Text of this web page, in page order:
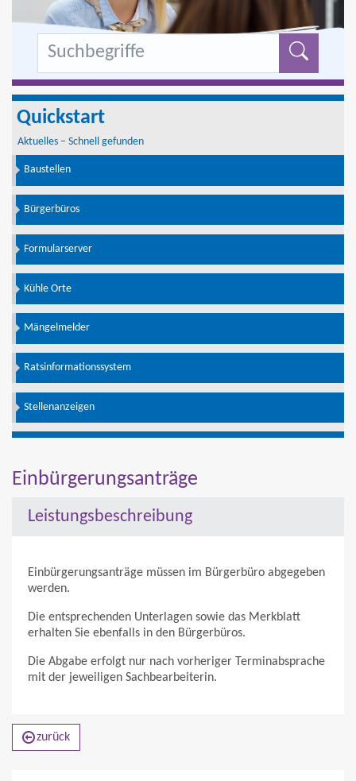
Quickstart
Aktuelles – Schnell gefunden
Baustellen
Bürgerbüros
Formularserver
Kühle Orte
Mängelmelder
Ratsinformationssystem
Stellenanzeigen
Einbürgerungsanträge
Leistungsbeschreibung
Einbürgerungsanträge müssen im Bürgerbüro abgegeben
werden.
Die entsprechenden Unterlagen sowie das Merkblatt
erhalten Sie ebenfalls in den Bürgerbüros.
Die Abgabe erfolgt nur nach vorheriger Terminabsprache
mit der jeweiligen Sachbearbeiterin.
zurück